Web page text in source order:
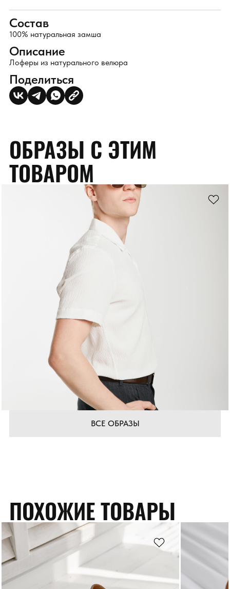
Состав
100% натуральная замша
Описание
Лоферы из натурального велюра
Поделиться
ОБРАЗЫ С ЭТИМ
ТОВАРОМ
ВСЕ ОБРАЗЫ
ПОХОЖИЕ ТОВАРЫ